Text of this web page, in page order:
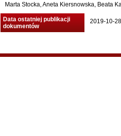
Marta Stocka, Aneta Kiersnowska, Beata
Data ostatniej publikacji
dokumentów
2019-10-28